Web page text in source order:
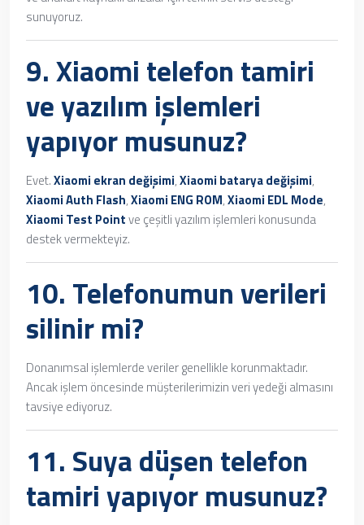
sunuyoruz.
9.Xiaomi telefon tamiri
ve yazılım işlemleri
yapıyor musunuz?
Evet.Xiaomi ekran değişimi,Xiaomi batarya değişimi,
Xiaomi Auth Flash,Xiaomi ENG ROM,Xiaomi EDL Mode,
Xiaomi Test Pointve çeşitli yazılım işlemleri konusunda
destek vermekteyiz.
10. Telefonumun verileri
silinir mi?
Donanımsal işlemlerde veriler genellikle korunmaktadır.
Ancak işlem öncesinde müşterilerimizin veri yedeği almasını
tavsiye ediyoruz.
11. Suya düşen telefon
tamiriyapıyor musunuz?